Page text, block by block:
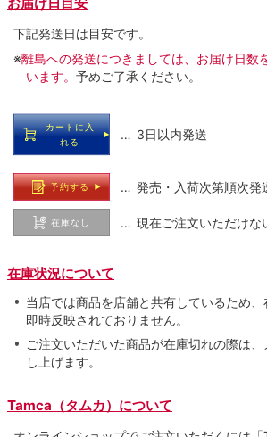
お届け日目安
下記発送日は目安です。
※離島への発送につきましては、お届け日数
います。 予めご了承ください。
カートに入
れる
… 3日以内発送
予約する … 発売・入荷次第順次発
在庫なし … 現在ご注文いただけな
在庫状況について
当店では商品を店舗と共有しているため
即時反映されておりません。
ご注文いただいた商品が在庫切れの際は
し上げます。
Tamca（タムカ）について